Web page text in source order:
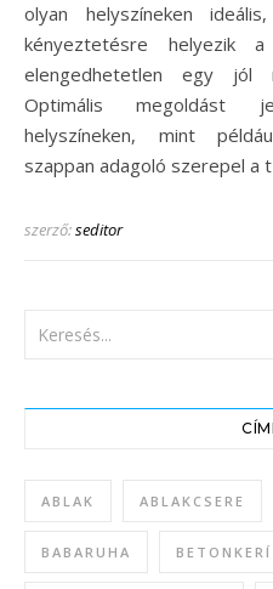
olyan helyszíneken
kényeztetésre helyezik a
elengedhetetlen egy jól
Optimális megoldást
helyszíneken, mint
szappan adagoló szerepel a
szerző:seditor
ABLAK ABLAKCSERE
BABARUHA